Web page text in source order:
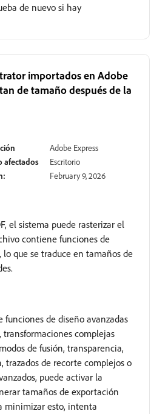
de nuevo si hay
importados en Adobe
de tamaño después de la
Adobe Express
afectados
Escritorio
February 9, 2026
el sistema puede rasterizar el
contiene funciones de
lo que se traduce en tamaños de
funciones de diseño avanzadas
transformaciones complejas
de fusión, transparencia,
trazados de recorte complejos o
puede activar la
tamaños de exportación
minimizar esto, intenta